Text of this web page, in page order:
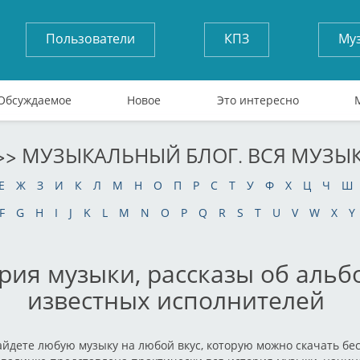
Пользователи КПЗ
Новое Это интересно
МУЗЫКАЛЬНЫЙ БЛОГ. ВСЯ
Ж З И К Л М Н О П Р С Т У Ф Х Ц Ч
Ш
F
G H I J K L M N O P Q R S T U V W X Y
музыки, рассказы об
известных исполнителей
любую музыку на любой вкус, которую можно скачать